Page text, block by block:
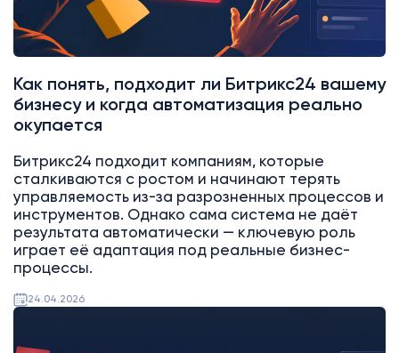
Как понять, подходит ли Битрикс24 вашему
бизнесу и когда автоматизация реально
окупается
Битрикс24 подходит компаниям, которые
сталкиваются с ростом и начинают терять
управляемость из-за разрозненных процессов и
инструментов. Однако сама система не даёт
результата автоматически — ключевую роль
играет её адаптация под реальные бизнес-
процессы.
24.04.2026
Битрикс24